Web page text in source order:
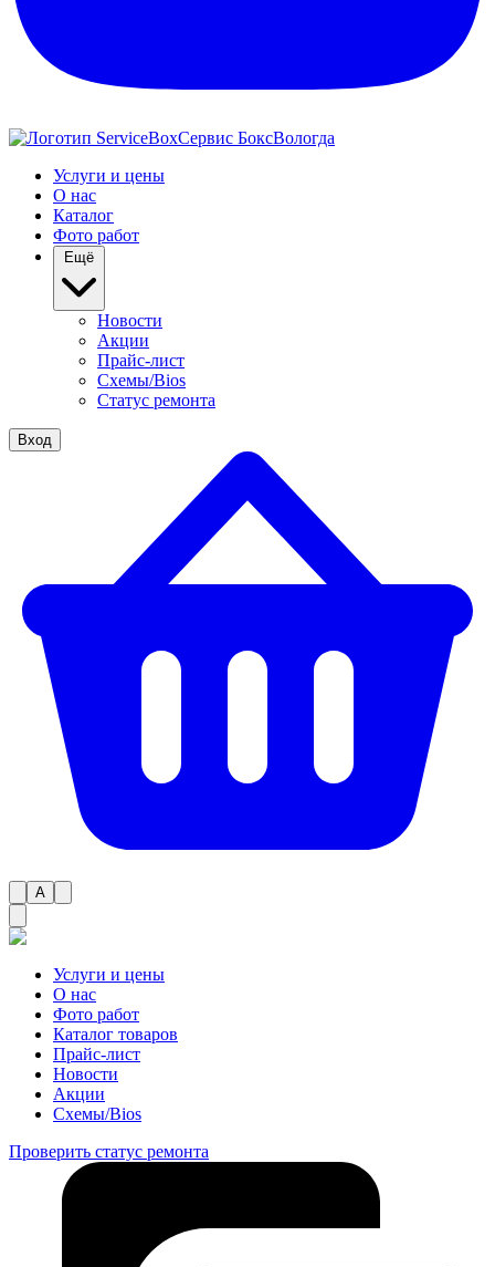
Сервис БоксВологда
Услуги и цены
О нас
Каталог
Фото работ
Новости
Акции
Прайс-лист
Схемы/Bios
Статус ремонта
Вход
A
Услуги и цены
О нас
Фото работ
Каталог товаров
Прайс-лист
Новости
Акции
Схемы/Bios
Проверить статус ремонта